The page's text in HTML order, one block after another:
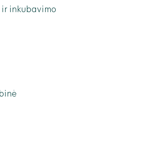
ir inkubavimo